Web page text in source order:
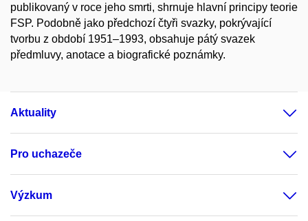
publikovaný v roce jeho smrti, shrnuje hlavní principy teorie
FSP. Podobně jako předchozí čtyři svazky, pokrývající
tvorbu z období 1951–1993, obsahuje pátý svazek
předmluvy, anotace a biografické poznámky.
Aktuality
Pro uchazeče
Výzkum